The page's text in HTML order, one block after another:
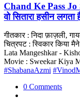
Chand Ke Pass Jo
वो सितारा हसीन लगता
गीतकार : निदा फ़ाज़ली,
चित्रपट : स्विकार किया
Lata Mangeshkar -
Movie : Sweekar Kiya
#ShabanaAzmi
0 Comments